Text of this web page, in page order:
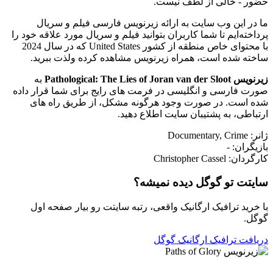
ما در این وب سایت به ارائه زیرنویس فارسی فیلم و سریال
پرداخته‌ایم تا شما کاربران بتوانید فیلم و سریال مورد علاقه خود را
با محتوای خاص منطقه از کشور United States که در سال 2024
ساخته شده است، همراه زیرنویس مشاهده کرده ولذت ببرید.
زیرنویس Pathological: The Lies of Joran van der Sloot
به
صورت فارسی و انگلیسی در فرمت های رایج برای شما قرار داده
شده است. در صورت وجود هرگونه مشکل، از طریق راه های
ارتباطی، به پشتیبان سایت اطلاع دهید.
ژانر: Documentary, Crime
بازیگران: -
کارگردان: Christopher Cassel
سایتت تو گوگل دیده نمیشه؟
با خرید ترافیک ارگانیک واقعی، رتبه سایتت رو بیار صفحه اول
گوگل.
دریافت ترافیک ارگانیک گوگل